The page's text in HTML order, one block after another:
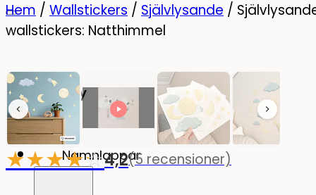
Meny
Namnlappar
0
Hem / Wallstickers / Självlysande /
wallstickers: Natthimmel
-20% Lyser i mörkret!
★★★★☆
★4,2(5 recensioner)